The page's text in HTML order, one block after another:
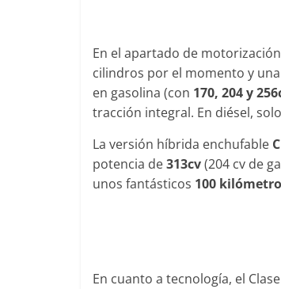
En el apartado de
cilindros por el momento y
en gasolina (con 170, 204 y
tracción integral. En diésel,
La versión híbrida enchufable
potencia de313cv(204 cv de
unos fantásticos 100
En cuanto a tecnología, el